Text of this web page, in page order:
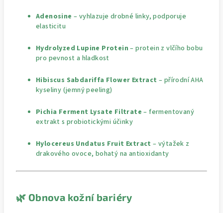
Adenosine – vyhlazuje drobné linky, podporuje
elasticitu
Hydrolyzed Lupine Protein – protein z vlčího bobu
pro pevnost a hladkost
Hibiscus Sabdariffa Flower Extract – přírodní AHA
kyseliny (jemný peeling)
Pichia Ferment Lysate Filtrate – fermentovaný
extrakt s probiotickými účinky
Hylocereus Undatus Fruit Extract – výtažek z
drakového ovoce, bohatý na antioxidanty
🌿 Obnova kožní bariéry